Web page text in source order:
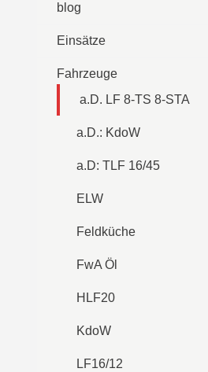
blog
Einsätze
Fahrzeuge
a.D. LF 8-TS 8-STA
a.D.: KdoW
a.D: TLF 16/45
ELW
Feldküche
FwA Öl
HLF20
KdoW
LF16/12